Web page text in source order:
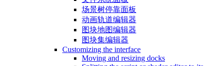
场景树停靠面板
动画轨道编辑器
图块地图编辑器
图块集编辑器
Customizing the interface
Moving and resizing docks